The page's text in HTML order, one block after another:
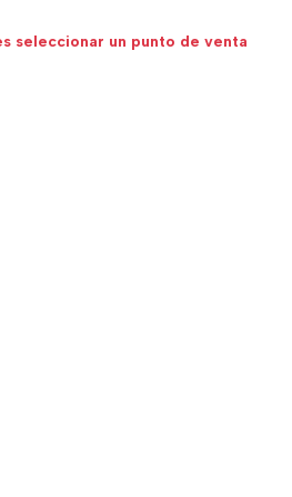
seleccionar un punto de venta